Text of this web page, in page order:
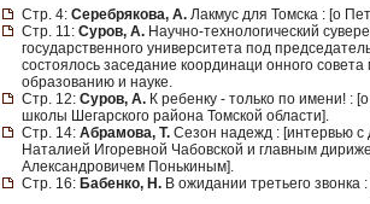
Стр. 4: Серебрякова, А. Лакмус для Томска : [о
Стр. 11: Суров, А. Научно-технологический
государственного университета под
состоялось заседание координаци онного
образованию и науке.
Стр. 12: Суров, А. К ребенку - только по имени! :
школы Шегарского района Томской области].
Стр. 14: Абрамова, Т. Сезон надежд : [интервью с
Наталией Игоревной Чабовской и главным
Александровичем Понькиным].
Стр. 16: Бабенко, Н. В ожидании третьего звонка